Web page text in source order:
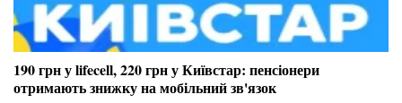
190 грн у lifecell, 220 грн у Київстар: пенсіонери
отримають знижку на мобільний зв'язок